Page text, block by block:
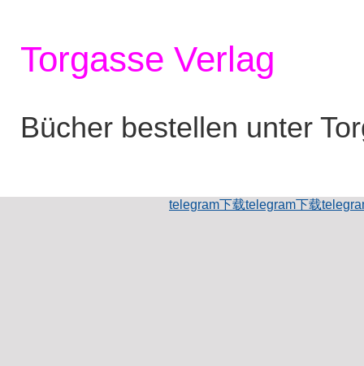
Torgasse Verlag
Bücher bestellen unter
telegram下载telegram下载